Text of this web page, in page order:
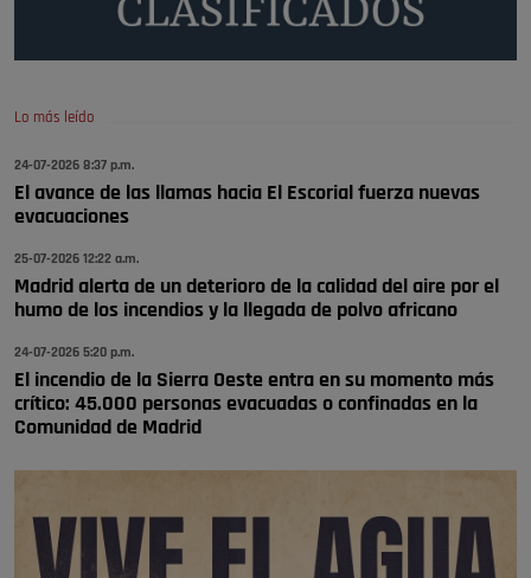
🔴 EXCLUSIVA | El comisario de la …
Pozuelo de Alarcón
Y ese quien es, apenas se ven patrullas en la estación, como si se van
todos, no vamos a notar …
Pozuelo de Alarcón
🔴 EXCLUSIVA | El comisario de la …
Lo más leído
24-07-2026 8:37 p.m.
El avance de las llamas hacia El Escorial fuerza nuevas
evacuaciones
25-07-2026 12:22 a.m.
Madrid alerta de un deterioro de la calidad del aire por el
humo de los incendios y la llegada de polvo africano
24-07-2026 5:20 p.m.
El incendio de la Sierra Oeste entra en su momento más
crítico: 45.000 personas evacuadas o confinadas en la
Comunidad de Madrid